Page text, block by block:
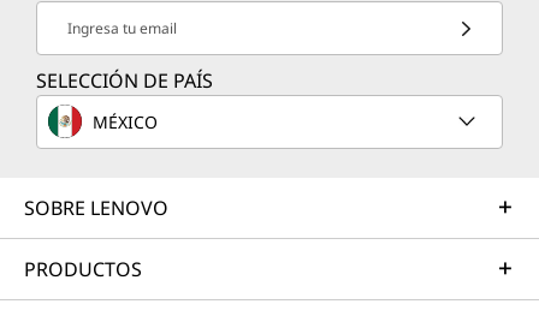
Ingresa tu email
SELECCIÓN DE PAÍS
MÉXICO
SOBRE LENOVO
PRODUCTOS